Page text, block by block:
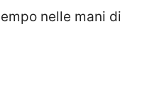
nelle mani di